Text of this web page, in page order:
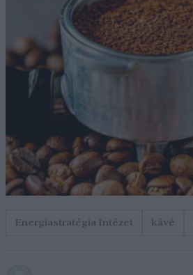
Energiastratégia Intézet kávé